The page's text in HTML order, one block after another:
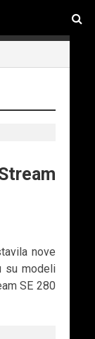
nove
su modeli
SE 280